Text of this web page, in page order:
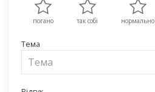
погано так собі нормально
Тема